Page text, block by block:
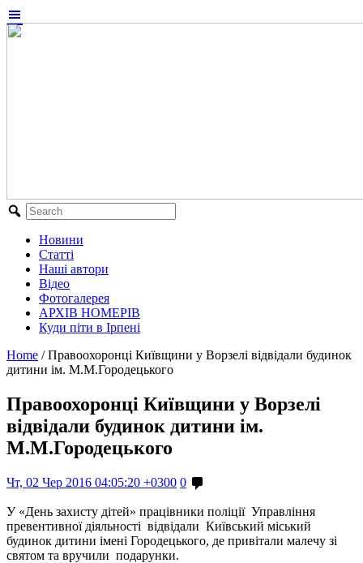
Новини
Статті
Наші автори
Відео
Фотогалерея
АРХІВ НОМЕРІВ
Куди піти в Ірпені
Home / Правоохоронці Київщини у Ворзелі відвідали будинок
дитини ім. М.М.Городецького
Правоохоронці Київщини у Ворзелі
відвідали будинок дитини ім.
М.М.Городецького
Чт, 02 Чер 2016 04:05:20 +0300 0
У «День захисту дітей» працівники поліції Управління
превентивної діяльності відвідали Київський міський
будинок дитини імені Городецького, де привітали малечу зі
святом та вручили подарунки.